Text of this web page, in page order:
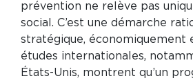
prévention ne relève pas
social. C’est une démarche
stratégique, économiquement
études internationales,
États-Unis, montrent qu’un